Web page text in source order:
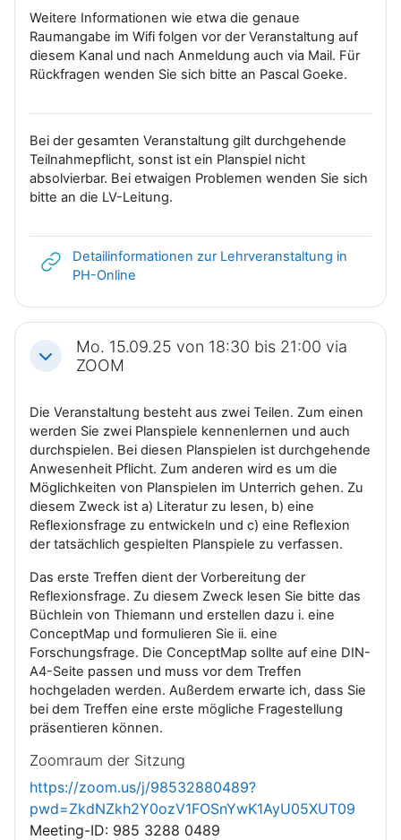
Weitere Informationen wie etwa die genaue
Raumangabe im Wifi folgen vor der Veranstaltung auf
diesem Kanal und nach Anmeldung auch via Mail. Für
Rückfragen wenden Sie sich bitte an Pascal Goeke.
Bei der gesamten Veranstaltung gilt durchgehende
Teilnahmepflicht, sonst ist ein Planspiel nicht
absolvierbar. Bei etwaigen Problemen wenden Sie sich
bitte an die LV-Leitung.
Detailinformationen zur Lehrveranstaltung in
PH-Online
Einklappen
Mo. 15.09.25 von 18:30 bis 21:00 via
ZOOM
Die Veranstaltung besteht aus zwei Teilen. Zum einen
werden Sie zwei Planspiele kennenlernen und auch
durchspielen. Bei diesen Planspielen ist durchgehende
Anwesenheit Pflicht. Zum anderen wird es um die
Möglichkeiten von Planspielen im Unterrich gehen. Zu
diesem Zweck ist a) Literatur zu lesen, b) eine
Reflexionsfrage zu entwickeln und c) eine Reflexion
der tatsächlich gespielten Planspiele zu verfassen.
Das erste Treffen dient der Vorbereitung der
Reflexionsfrage. Zu diesem Zweck lesen Sie bitte das
Büchlein von Thiemann und erstellen dazu i. eine
ConceptMap und formulieren Sie ii. eine
Forschungsfrage. Die ConceptMap sollte auf eine DIN-
A4-Seite passen und muss vor dem Treffen
hochgeladen werden. Außerdem erwarte ich, dass Sie
bei dem Treffen eine erste mögliche Fragestellung
präsentieren können.
Zoomraum der Sitzung
https://zoom.us/j/98532880489?
pwd=ZkdNZkh2Y0ozV1FOSnYwK1AyU05XUT09
Meeting-ID: 985 3288 0489